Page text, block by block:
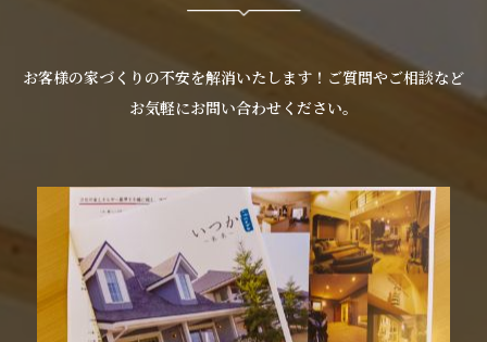
SDGs
採用情報
お客様の家づくりの不安を解消いたします！ご質問やご相談など
お気軽にお問い合わせください。